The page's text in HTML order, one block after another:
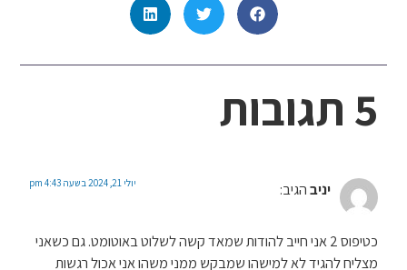
5 תגובות
יניבהגיב: יולי 21, 2024 בשעה 4:43 pm
כטיפוס 2 אני חייב להודות שמאד קשה לשלוט באוטומט. גם כשאני
מצליח להגיד לא למישהו שמבקש ממני משהו אני אכול רגשות